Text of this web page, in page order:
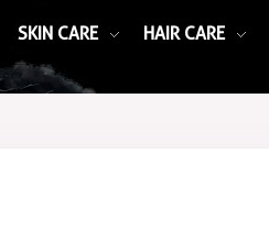
SKIN CARE HAIR CARE